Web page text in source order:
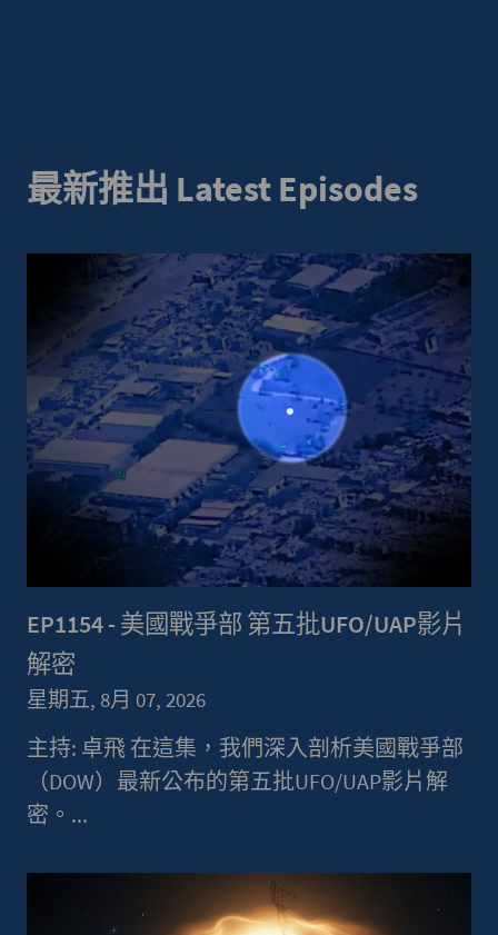
最新推出 Latest Episodes
EP1154 - 美國戰爭部 第五批UFO/UAP影片
解密
星期五, 8月 07, 2026
主持: 卓飛 在這集，我們深入剖析美國戰爭部
（DOW）最新公布的第五批UFO/UAP影片解
密。...